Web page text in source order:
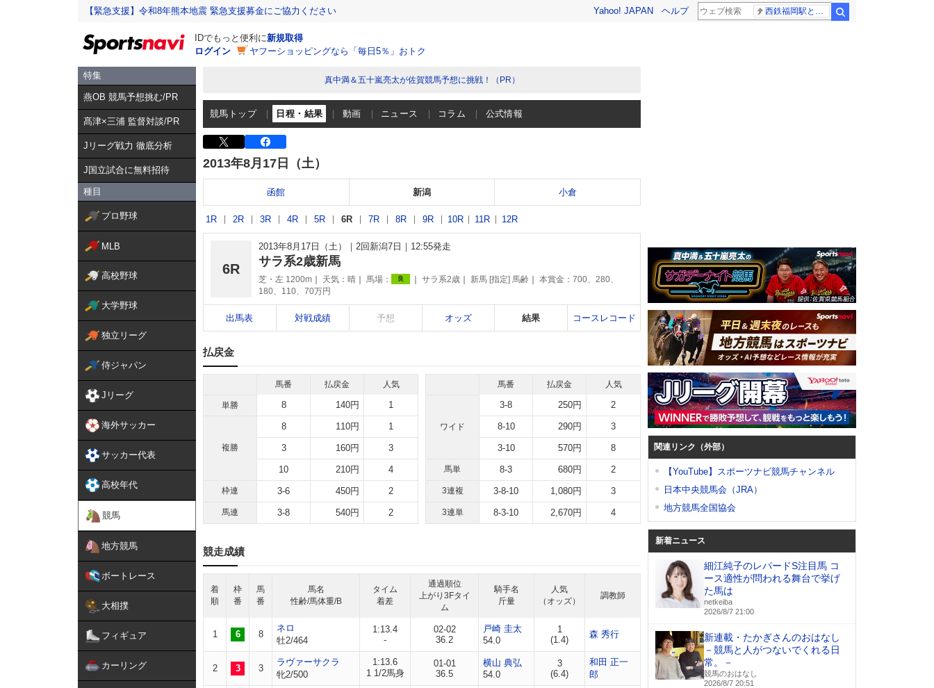
【緊急支援】令和8年熊本地震 緊急支援募金にご協力ください Yahoo! JAPAN ヘルプ
IDでもっと便利に新規取得
ログイン
ヤフーショッピングなら「毎日5％」おトク
特集
燕OB 競馬予想挑む/PR
髙津×三浦 監督対談/PR
Jリーグ戦力 徹底分析
J国立試合に無料招待
種目
プロ野球
MLB
高校野球
大学野球
独立リーグ
侍ジャパン
Jリーグ
海外サッカー
サッカー代表
高校年代
競馬
地方競馬
ボートレース
大相撲
フィギュア
カーリング
真中満＆五十嵐亮太が佐賀競馬予想に挑戦！（PR）
競馬トップ 日程・結果 動画 ニュース コラム 公式情報
2013年8月17日（土）
函館 新潟 小倉
1R 2R 3R 4R 5R 6R 7R 8R 9R 10R 11R 12R
6R
2013年8月17日（土） 2回新潟7日 12:55発走
サラ系2歳新馬
芝・左 1200m 天気： 晴 馬場： 良 サラ系2歳 新馬 [指定] 馬齢
本賞金：700、280、
180、110、70万円
出馬表 対戦成績 予想 オッズ 結果 コースレコード
払戻金
馬番 払戻金 人気
単勝 8 140円 1
複勝
8 110円 1
3 160円 3
10 210円 4
枠連 3-6 450円 2
馬連 3-8 540円 2
馬番 払戻金 人気
ワイド
3-8 250円 2
8-10 290円 3
3-10 570円 8
馬単 8-3 680円 2
3連複 3-8-10 1,080円 3
3連単 8-3-10 2,670円 4
競走成績
着
順
枠
番
馬
番
馬名
性齢/馬体重/B
タイム
着差
通過順位
上がり3Fタイ
ム
騎手名
斤量
人気
（オッズ）
調教師
1 6 8
ネロ
牡2/464
1:13.4
-
02-02
36.2
戸崎 圭太
54.0
1
(1.4)
森 秀行
2 3 3
ラヴァーサクラ
牝2/500
1:13.6
1 1/2馬身
01-01
36.5
横山 典弘
54.0
3
(6.4)
和田 正一
郎
関連リンク（外部）
【YouTube】スポーツナビ競馬チャンネル
日本中央競馬会（JRA）
地方競馬全国協会
新着ニュース
細江純子のレパードS注目馬 コ
ース適性が問われる舞台で挙げ
た馬は
netkeiba
2026/8/7 21:00
新連載・たかぎさんのおはなし
－競馬と人がつないでくれる日
常。－
競馬のおはなし
2026/8/7 20:51